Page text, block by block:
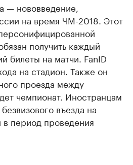
— нововведение,
на время ЧМ-2018. Этот
получить каждый
билеты на матчи. FanID
на стадион. Также он
проезда между
чемпионат. Иностранцам
въезда на
период проведения